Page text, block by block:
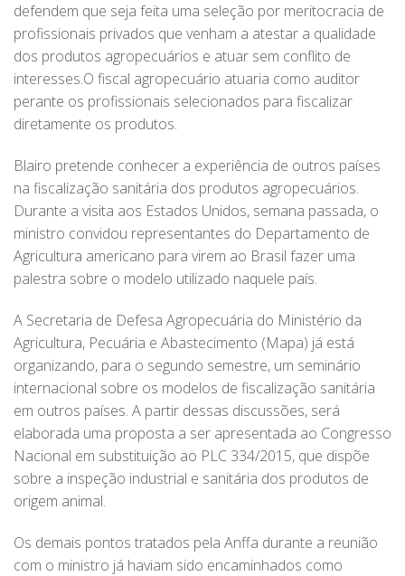
defendem que seja feita uma seleção por meritocracia de
profissionais privados que venham a atestar a qualidade
dos produtos agropecuários e atuar sem conflito de
interesses.O fiscal agropecuário atuaria como auditor
perante os profissionais selecionados para fiscalizar
diretamente os produtos.
Blairo pretende conhecer a experiência de outros países
na fiscalização sanitária dos produtos agropecuários.
Durante a visita aos Estados Unidos, semana passada, o
ministro convidou representantes do Departamento de
Agricultura americano para virem ao Brasil fazer uma
palestra sobre o modelo utilizado naquele país.
A Secretaria de Defesa Agropecuária do Ministério da
Agricultura, Pecuária e Abastecimento (Mapa) já está
organizando, para o segundo semestre, um seminário
internacional sobre os modelos de fiscalização sanitária
em outros países. A partir dessas discussões, será
elaborada uma proposta a ser apresentada ao Congresso
Nacional em substituição ao PLC 334/2015, que dispõe
sobre a inspeção industrial e sanitária dos produtos de
origem animal.
Os demais pontos tratados pela Anffa durante a reunião
com o ministro já haviam sido encaminhados como